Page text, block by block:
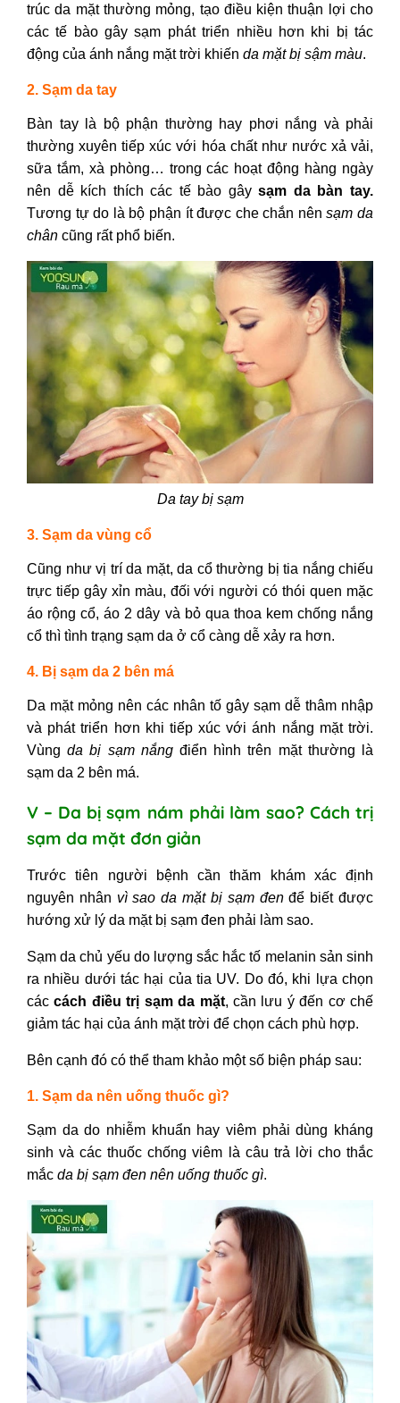
trúc da mặt thường mỏng, tạo điều kiện thuận lợi cho
các tế bào gây sạm phát triển nhiều hơn khi bị tác
động của ánh nắng mặt trời khiến da mặt bị sậm màu.
2. Sạm da tay
Bàn tay là bộ phận thường hay phơi nắng và phải
thường xuyên tiếp xúc với hóa chất như nước xả vải,
sữa tắm, xà phòng… trong các hoạt động hàng ngày
nên dễ kích thích các tế bào gâysạm da bàn tay.
Tương tự do là bộ phận ít được che chắn nênsạm da
chân cũng rất phổ biến.
Da tay bị sạm
3. Sạm da vùng cổ
Cũng như vị trí da mặt, da cổ thường bị tia nắng chiếu
trực tiếp gây xỉn màu, đối với người có thói quen mặc
áo rộng cổ, áo 2 dây và bỏ qua thoa kem chống nắng
cổ thì tình trạng sạm da ở cổ càng dễ xảy ra hơn.
4. Bị sạm da 2 bên má
Da mặt mỏng nên các nhân tố gây sạm dễ thâm nhập
và phát triển hơn khi tiếp xúc với ánh nắng mặt trời.
Vùngda bị sạm nắngđiển hình trên mặt thường là
sạm da 2 bên má.
V – Da bị sạm nám phải làm sao? Cách trị
sạm da mặt đơn giản
Trước tiên người bệnh cần thăm khám xác định
nguyên nhân vì sao da mặt bị sạm đen để biết được
hướng xử lý da mặt bị sạm đen phải làm sao.
Sạm da chủ yếu do lượng sắc hắc tố melanin sản sinh
ra nhiều dưới tác hại của tia UV. Do đó, khi lựa chọn
cáccách điều trị sạm da mặt, cần lưu ý đến cơ chế
giảm tác hại của ánh mặt trời để chọn cách phù hợp.
Bên cạnh đó có thể tham khảo một số biện pháp sau:
1. Sạm da nên uống thuốc gì?
Sạm da do nhiễm khuẩn hay viêm phải dùng kháng
sinh và các thuốc chống viêm là câu trả lời cho thắc
mắc da bị sạm đen nên uống thuốc gì.